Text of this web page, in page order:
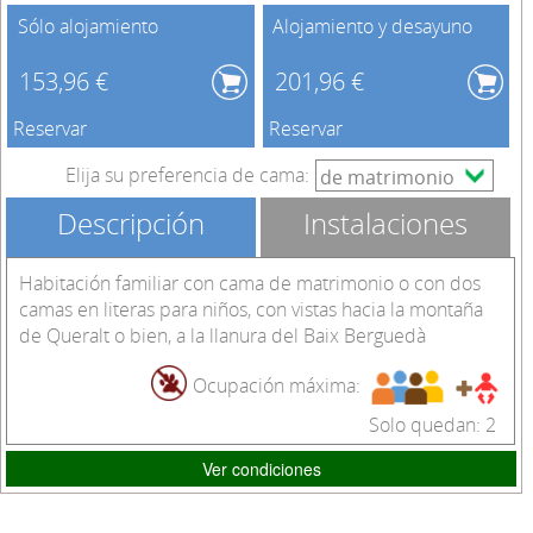
Sólo alojamiento
153,96 €
Reservar
Alojamiento y desayuno
201,96 €
Reservar
Elija su preferencia de cama:
Descripción Instalaciones
Habitación familiar con cama de matrimonio o con dos
camas en literas para niños, con vistas hacia la montaña
de Queralt o bien, a la llanura del Baix Berguedà
Ocupación máxima:
Solo quedan: 2
Ver condiciones